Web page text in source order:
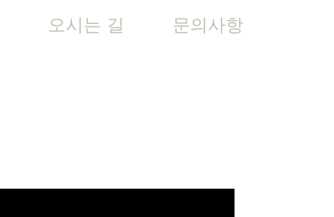
오시는 길 문의사항